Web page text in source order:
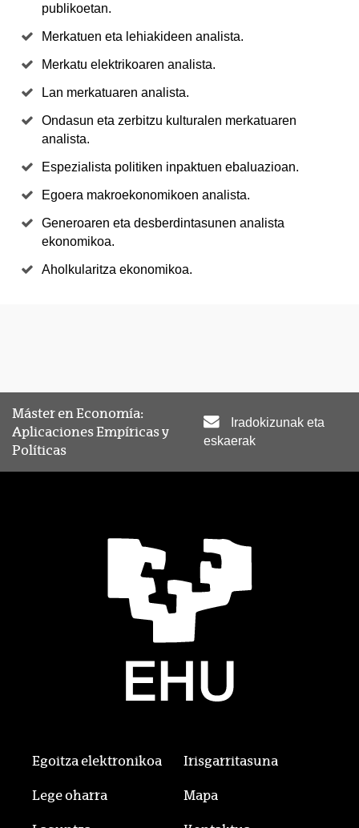
publikoetan.
Merkatuen eta lehiakideen analista.
Merkatu elektrikoaren analista.
Lan merkatuaren analista.
Ondasun eta zerbitzu kulturalen merkatuaren
analista.
Espezialista politiken inpaktuen ebaluazioan.
Egoera makroekonomikoen analista.
Generoaren eta desberdintasunen analista
ekonomikoa.
Aholkularitza ekonomikoa.
Máster en Economía:
Aplicaciones Empíricas y
Políticas
Iradokizunak eta
eskaerak
Egoitza elektronikoa Irisgarritasuna
Lege oharra Mapa